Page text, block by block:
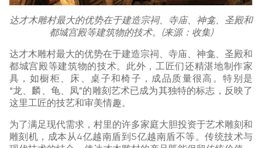
达才木雕村最大的优势在于建造宗祠、寺庙、神龛、圣殿和
都城宫殿等建筑物的技术。(来源：收集)
达才木雕村最大的优势在于建造宗祠、寺庙、神龛、圣殿和
都城宫殿等建筑物的技术。此外，工匠们还精湛地制作家
具，如橱柜、床、桌子和椅子，成品质量很高。特别是
“龙、麟、龟、凤”的雕刻艺术已成为其独特的标志，反映了
这里工匠的技艺和审美情趣。
为了满足现代需求，村里的许多家庭大胆投资于艺术雕刻和
雕刻机，成本从4亿越南盾到5亿越南盾不等。传统技术与